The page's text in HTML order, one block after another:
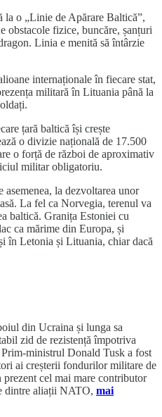
la o „Linie de Apărare Baltică”,
obstacole fizice, buncăre, șanțuri
Linia e menită să întârzie
internaționale în fiecare stat,
militară în Lituania până la
țară baltică își crește
o divizie națională de 17.500
o forță de război de aproximativ
militar obligatoriu.
asemenea, la dezvoltarea unor
La fel ca Norvegia, terenul va
baltică. Granița Estoniei cu
ca mărime din Europa, și
în Letonia și Lituania, chiar dacă
din Ucraina și lunga sa
zid de rezistență împotriva
ministrul Donald Tusk a fost
ai creșterii fondurilor militare de
prezent cel mai mare contributor
dintre aliații NATO, mai